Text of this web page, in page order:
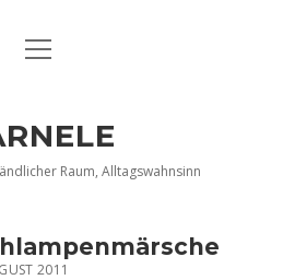
Menü
Raum, Alltagswahnsinn
2011